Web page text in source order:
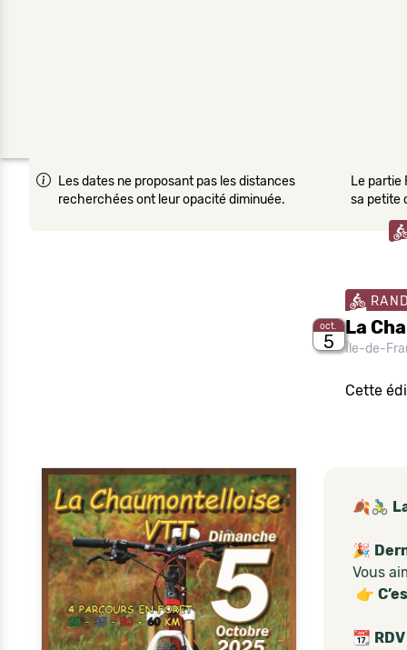
Les dates ne proposant pas les distances
recherchées ont leur opacité diminuée.
Le partie
sa petite
oct.
5
La
Île-de-
Cette
🍂🚴‍♂️
🎉
Vous
👉
📆